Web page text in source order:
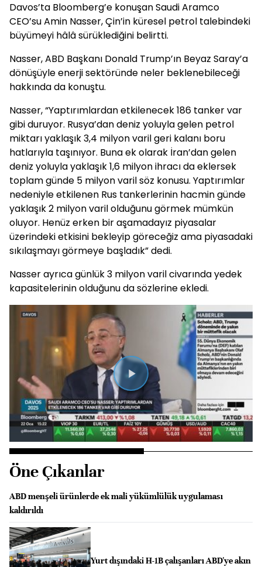
Davos’ta Bloomberg’e konuşan Saudi Aramco
CEO’su Amin Nasser, Çin’in küresel petrol talebindeki
büyümeyi hâlâ sürüklediğini belirtti.
Nasser, ABD Başkanı Donald Trump’ın Beyaz Saray’a
dönüşüyle enerji sektöründe neler beklenebileceği
hakkında da konuştu.
Nasser, “Yaptırımlardan etkilenecek 186 tanker var
gibi duruyor. Rusya’dan deniz yoluyla gelen petrol
miktarı yaklaşık 3,4 milyon varil geri kalanı boru
hatlarıyla taşınıyor. Buna ek olarak İran’dan gelen
deniz yoluyla yaklaşık 1,6 milyon ihracı da eklersek
toplam günde 5 milyon varil söz konusu. Yaptırımlar
nedeniyle etkilenen Rus tankerlerinin hacmin günde
yaklaşık 2 milyon varil olduğunu görmek mümkün
oluyor. Henüz erken bir aşamadayız piyasalar
üzerindeki etkisini bekleyip göreceğiz ama piyasadaki
sıkılaşmayı görmeye başladık” dedi.
Nasser ayrıca günlük 3 milyon varil civarında yedek
kapasitelerinin olduğunu da sözlerine ekledi.
Videoyu
Oynat
Öne Çıkanlar
ABD menşeli ürünlerde ek mali yükümlülük uygulaması
kaldırıldı
Yurt dışındaki H-1B çalışanları ABD'ye akın